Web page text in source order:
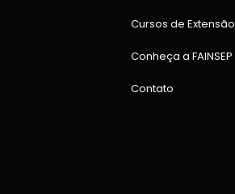
Cursos de Extensão
Conheça a FAINSEP
Contato